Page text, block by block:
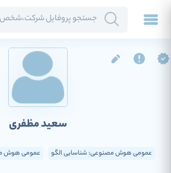
سعید مظفری
عمومی هوش مصنوعی: شناسایی الگو عمومی هوش